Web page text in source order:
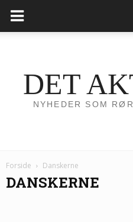
DET
NYHEDER SOM
Forside Danskerne
DANSKERNE